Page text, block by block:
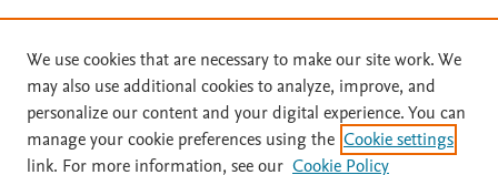
Términos y condiciones
Política de privacidad
Copyright ©2026Elsevier España SLU, sus licenciantes y
Solicite una prueba gratuita
We use cookies that are necessary to make our site work. We
may also use additional cookies to analyze, improve, and
personalize our content and your digital experience. You can
manage your cookie preferences using the Cookie settings
link. For more information, see our Cookie Policy